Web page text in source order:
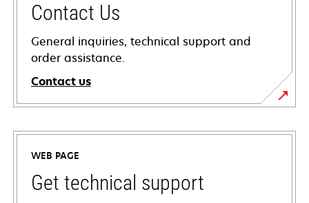
Contact Us
General inquiries, technical support and
order assistance.
Contact us
WEB PAGE
Get technical support